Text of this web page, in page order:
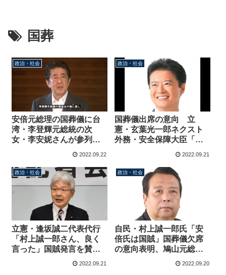
国葬
政治・社会
安倍元総理の国葬儀に台
湾・李登輝元総統の次
女・李安妮さんが参列、
2022.09.22
政治・社会
国葬儀出席の意向 立
憲・玄葉光一郎ネクスト
外務・安全保障大臣「日
粛々と出席して追悼す
る」
2022.09.21
政治・社会
立憲・逢坂誠二代表代行
「村上誠一郎さん、良く
言った」国賊発言を賛美
2022.09.21
政治・社会
自民・村上誠一郎氏「安
倍氏は国賊」国葬儀欠席
の意向表明、鳩山元総理
に反対キャンペーンを依
2022.09.20